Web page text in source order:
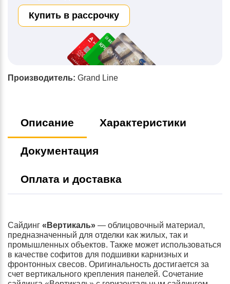
Купить в рассрочку
Производитель: Grand Line
Описание Характеристики
Документация
Оплата и доставка
Сайдинг «Вертикаль» — облицовочный материал,
предназначенный для отделки как жилых, так и
промышленных объектов. Также может использоваться
в качестве софитов для подшивки карнизных и
фронтонных свесов. Оригинальность достигается за
счет вертикального крепления панелей. Сочетание